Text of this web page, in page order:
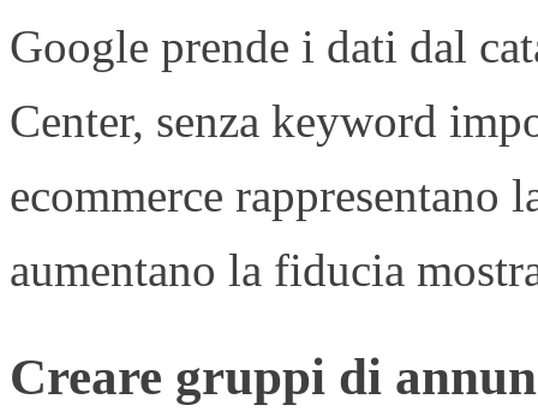
Google prende i dati dal
Center, senza keyword
ecommerce rappresentano
aumentano la fiducia
Creare gruppi di